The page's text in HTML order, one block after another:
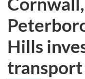
Hills
transport